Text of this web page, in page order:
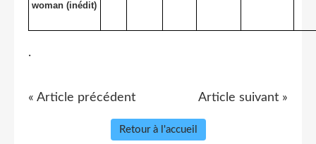
woman (inédit)
.
« Article précédent Article suivant »
Retour à l'accueil